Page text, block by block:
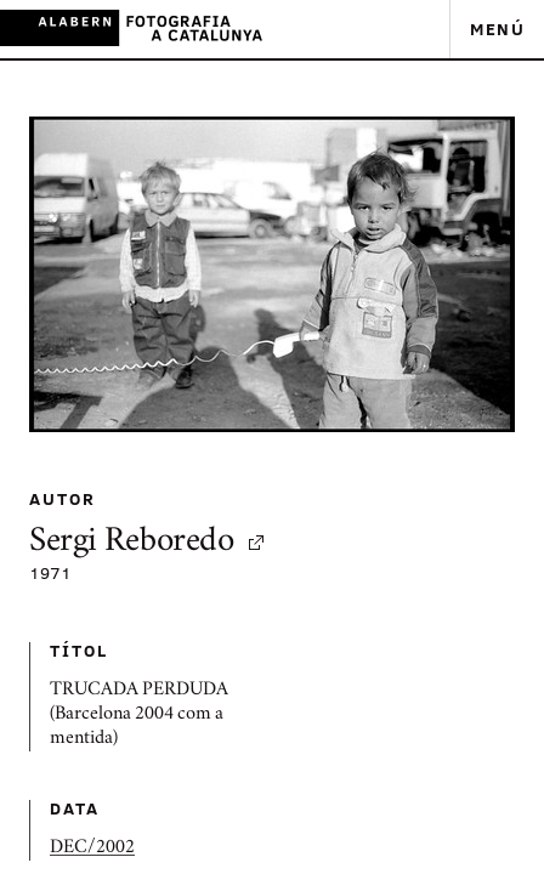
MENÚ
AUTOR
Sergi Reboredo
1971
TÍTOL
TRUCADA PERDUDA
(Barcelona 2004 com a
mentida)
DATA
DEC/2002